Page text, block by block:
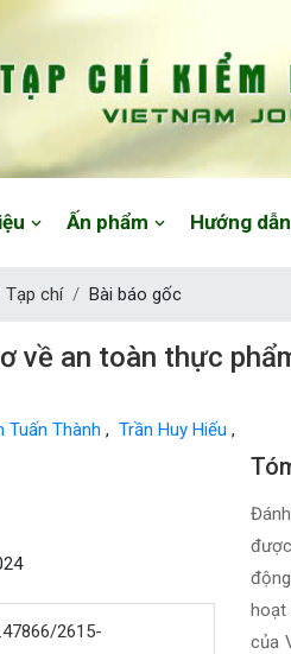
Ấn phẩm Hướng dẫn
Tạp chí Bài báo gốc
về an toàn thực
Tuấn Thành , Trần Huy Hiếu ,
2615-
hoạt
của